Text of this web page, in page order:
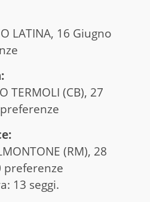
LATINA, 16 Giugno
TERMOLI (CB), 27
(RM), 28
preferenze
13 seggi.